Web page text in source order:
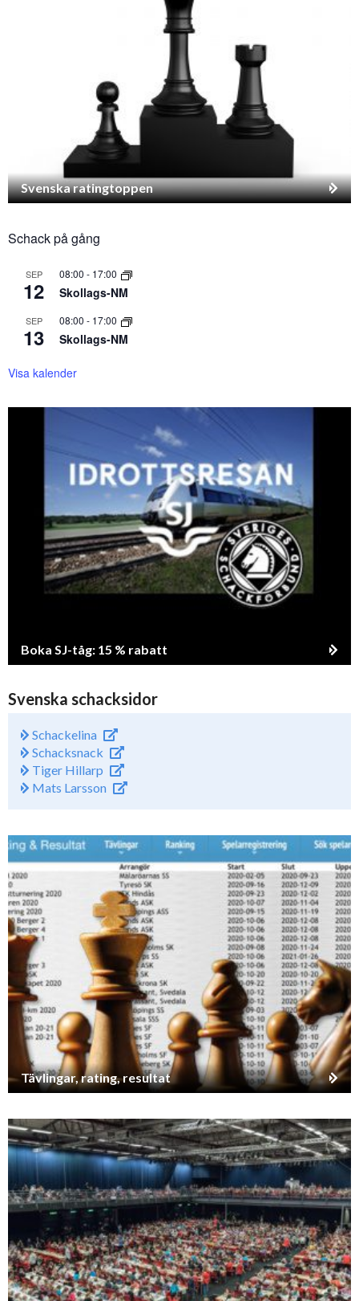
Svenska ratingtoppen
Schack på gång
SEP
12
08:00 - 17:00
Skollags-NM
SEP
13
08:00 - 17:00
Skollags-NM
Visa kalender
Boka SJ-tåg: 15 % rabatt
Svenska schacksidor
Schackelina
Schacksnack
Tiger Hillarp
Mats Larsson
Tävlingar, rating, resultat